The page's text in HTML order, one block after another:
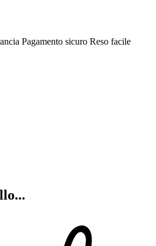
Pagamento sicuro Reso facile